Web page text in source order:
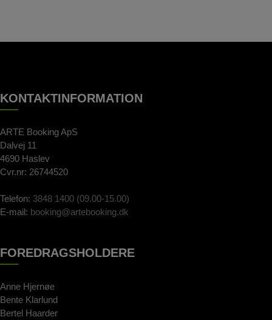
KONTAKTINFORMATION
ARTE Booking ApS
Dalvej 11
4690 Haslev
Cvr.nr: 26744520
Telefon: 3848 1400 (09.00-15.00)
E-mail: booking@artebooking.dk
FOREDRAGSHOLDERE
Anne Hjernøe
Bente Klarlund
Bertel Haarder